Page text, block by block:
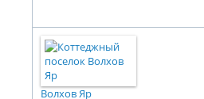
Волхов Яр